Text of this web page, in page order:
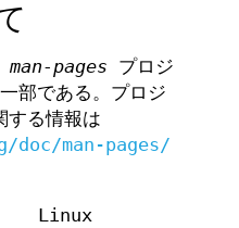
man-pages プロジ
部である。プロジ
する情報は
man-pages/
Linux